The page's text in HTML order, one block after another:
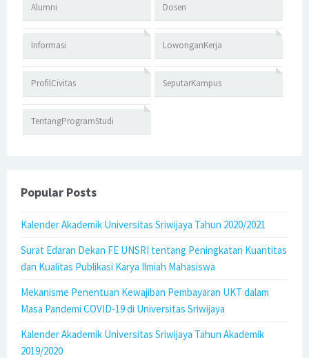
Alumni Dosen
Informasi LowonganKerja
ProfilCivitas SeputarKampus
TentangProgramStudi
Popular Posts
Kalender Akademik Universitas Sriwijaya Tahun 2020/2021
Surat Edaran Dekan FE UNSRI tentang Peningkatan Kuantitas
dan Kualitas Publikasi Karya Ilmiah Mahasiswa
Mekanisme Penentuan Kewajiban Pembayaran UKT dalam
Masa Pandemi COVID-19 di Universitas Sriwijaya
Kalender Akademik Universitas Sriwijaya Tahun Akademik
2019/2020